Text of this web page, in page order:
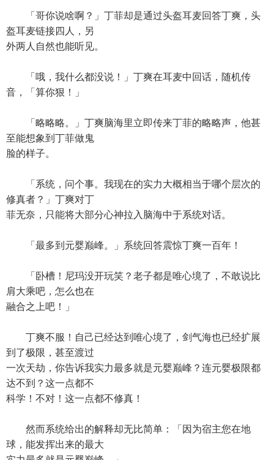
「哥你说啥啊？」丁菲却是通过头盔耳麦回答丁爽，头
盔耳麦链接四人，另
外两人自然也能听见。
「哦，我什么都没说！」丁爽在耳麦中回话，随机传
音，「算你狠！」
「略略略。」丁爽脑海里立即传来丁菲的略略声，他甚
至能想象到丁菲做鬼
脸的样子。
「系统，问个事。我现在的实力大概相当于哪个层次的
修真者？」丁爽对丁
菲无奈，只能将大部分心神拉入脑海中于系统对话。
「最多到元婴巅峰。」系统回答震惊丁爽一百年！
「卧槽！尼玛没开玩笑？老子都是唯心境了，不敢说比
肩大乘吧，怎么也在
融合之上吧！」
丁爽不服！自己已经达到唯心境了，剑气海也已经扩展
到了极限，甚至渡过
一次天劫，你告诉我实力最多就是元婴巅峰？连元婴极限都
达不到？这一点都不
科学！不对！这一点都不修真！
然而系统给出的解释却无比简单：「因为宿主您在地
球，能发挥出来的最大